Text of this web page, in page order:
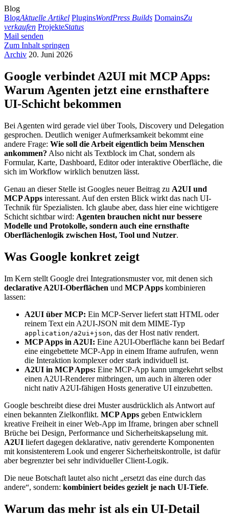
Blog
BlogAktuelle Artikel PluginsWordPress Builds DomainsZu
verkaufen ProjekteStatus
Mail senden
Zum Inhalt springen
Archiv 20. Juni 2026
Google verbindet A2UI mit MCP Apps:
Warum Agenten jetzt eine ernsthaftere
UI-Schicht bekommen
Bei Agenten wird gerade viel über Tools, Discovery und Delegation
gesprochen. Deutlich weniger Aufmerksamkeit bekommt eine
andere Frage: Wie soll die Arbeit eigentlich beim Menschen
ankommen? Also nicht als Textblock im Chat, sondern als
Formular, Karte, Dashboard, Editor oder interaktive Oberfläche, die
sich im Workflow wirklich benutzen lässt.
Genau an dieser Stelle ist Googles neuer Beitrag zu A2UI und
MCP Apps interessant. Auf den ersten Blick wirkt das nach UI-
Technik für Spezialisten. Ich glaube aber, dass hier eine wichtigere
Schicht sichtbar wird: Agenten brauchen nicht nur bessere
Modelle und Protokolle, sondern auch eine ernsthafte
Oberflächenlogik zwischen Host, Tool und Nutzer.
Was Google konkret zeigt
Im Kern stellt Google drei Integrationsmuster vor, mit denen sich
declarative A2UI-Oberflächen und MCP Apps kombinieren
lassen:
A2UI über MCP: Ein MCP-Server liefert statt HTML oder
reinem Text ein A2UI-JSON mit dem MIME-Typ
application/a2ui+json, das der Host nativ rendert.
MCP Apps in A2UI: Eine A2UI-Oberfläche kann bei Bedarf
eine eingebettete MCP-App in einem Iframe aufrufen, wenn
die Interaktion komplexer oder stark individuell ist.
A2UI in MCP Apps: Eine MCP-App kann umgekehrt selbst
einen A2UI-Renderer mitbringen, um auch in älteren oder
nicht nativ A2UI-fähigen Hosts generative UI einzubetten.
Google beschreibt diese drei Muster ausdrücklich als Antwort auf
einen bekannten Zielkonflikt. MCP Apps geben Entwicklern
kreative Freiheit in einer Web-App im Iframe, bringen aber schnell
Brüche bei Design, Performance und Sicherheitskapselung mit.
A2UI liefert dagegen deklarative, nativ gerenderte Komponenten
mit konsistenterem Look und engerer Sicherheitskontrolle, ist dafür
aber begrenzter bei sehr individueller Client-Logik.
Die neue Botschaft lautet also nicht „ersetzt das eine durch das
andere“, sondern: kombiniert beides gezielt je nach UI-Tiefe.
Warum das mehr ist als ein UI-Detail